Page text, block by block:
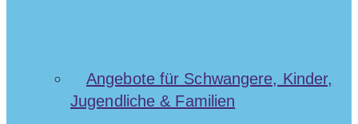
Angebote für Schwangere, Kinder,
Jugendliche & Familien